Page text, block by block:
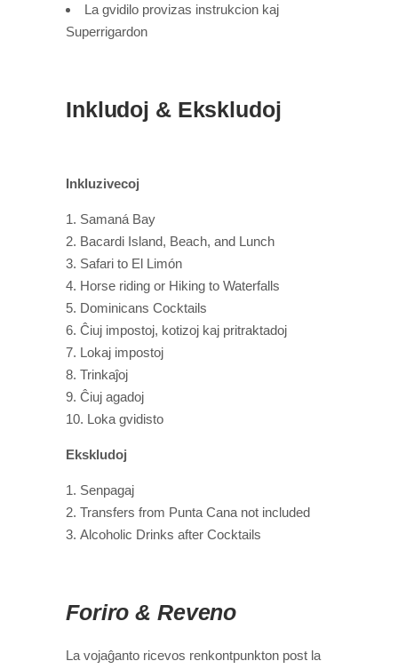
La gvidilo provizas instrukcion kaj
Superrigardon
Inkludoj & Ekskludoj
Inkluzivecoj
Samaná Bay
Bacardi Island, Beach, and Lunch
Safari to El Limón
Horse riding or Hiking to Waterfalls
Dominicans Cocktails
Ĉiuj impostoj, kotizoj kaj pritraktadoj
Lokaj impostoj
Trinkaĵoj
Ĉiuj agadoj
Loka gvidisto
Ekskludoj
Senpagaj
Transfers from Punta Cana not included
Alcoholic Drinks after Cocktails
Foriro & Reveno
La vojaĝanto ricevos renkontpunkton post la